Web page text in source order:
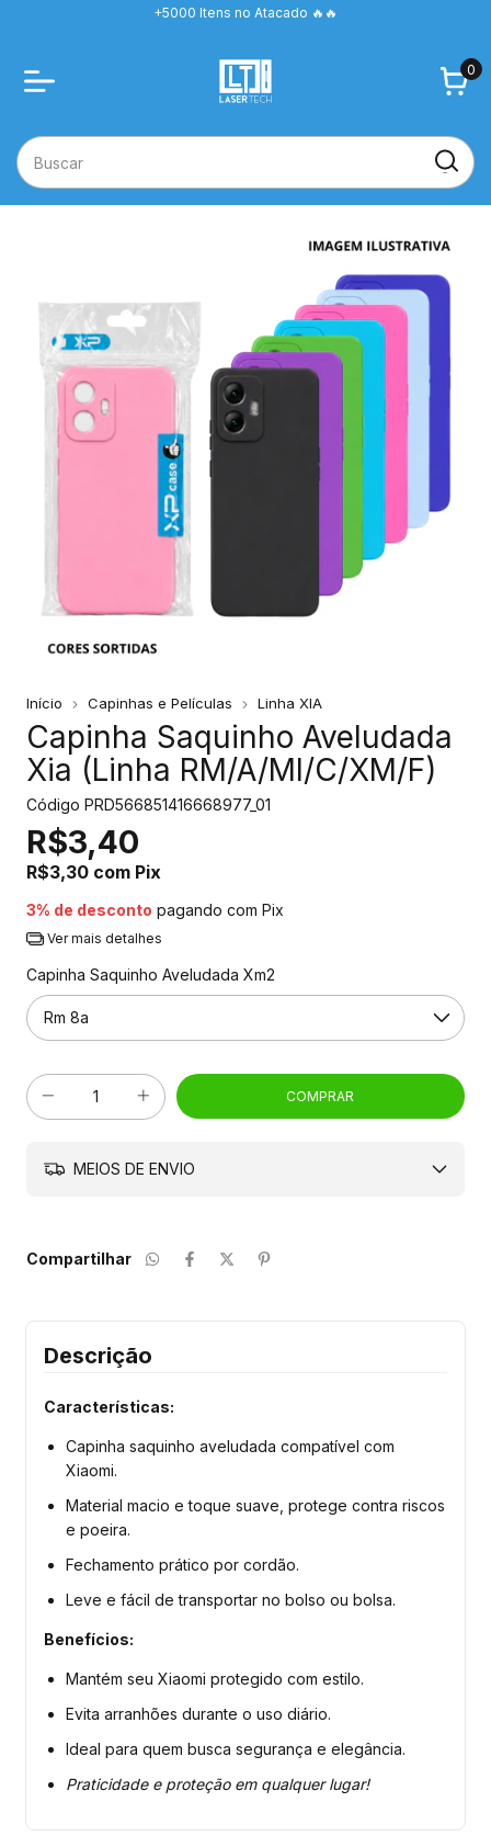
+5000 Itens no Atacado 🔥🔥
0
Início Capinhas e Películas Linha XIA
Capinha Saquinho Aveludada
Xia (Linha RM/A/MI/C/XM/F)
Código PRD566851416668977_01
R$3,40
R$3,30 com Pix
3% de desconto pagando com Pix
Ver mais detalhes
Capinha Saquinho Aveludada Xm2
MEIOS DE ENVIO
Compartilhar
Descrição
Características:
Capinha saquinho aveludada compatível com
Xiaomi.
Material macio e toque suave, protege contra riscos
e poeira.
Fechamento prático por cordão.
Leve e fácil de transportar no bolso ou bolsa.
Benefícios:
Mantém seu Xiaomi protegido com estilo.
Evita arranhões durante o uso diário.
Ideal para quem busca segurança e elegância.
Praticidade e proteção em qualquer lugar!